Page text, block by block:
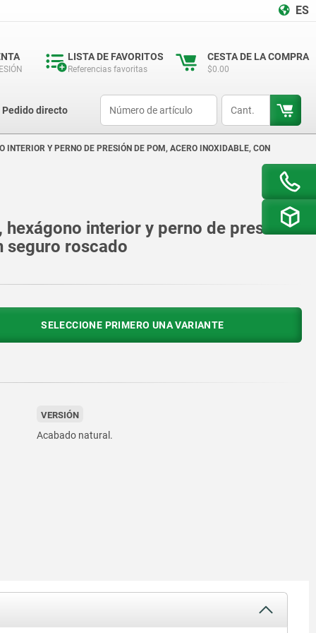
ES
LISTA DE FAVORITOS
Referencias favoritas
CESTA DE LA COMPRA
$0.00
Pedido directo
INTERIOR Y PERNO DE PRESIÓN DE POM, ACERO INOXIDABLE, CON
interior y perno de presión
seguro roscado
SELECCIONE PRIMERO UNA VARIANTE
VERSIÓN
Acabado natural.